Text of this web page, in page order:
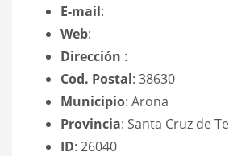
E-mail:
Web:
Dirección :
Cod. Postal: 38630
Municipio: Arona
Provincia: Santa Cruz de
ID: 26040